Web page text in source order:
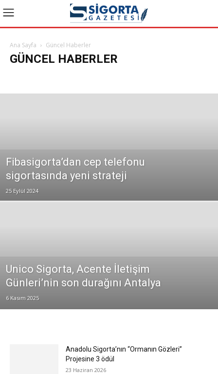
Ana Sayfa Güncel Haberler
GÜNCEL HABERLER
Fibasigorta’dan cep telefonu
sigortasında yeni strateji
25 Eylül 2024
Unico Sigorta, Acente İletişim
Günleri’nin son durağını Antalya
6 Kasım 2025
Anadolu Sigorta’nın “Ormanın Gözleri”
Projesine 3 ödül
23 Haziran 2026